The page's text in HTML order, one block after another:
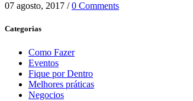
07 agosto, 2017 /0 Comments
Categorias
Como Fazer
Eventos
Fique por Dentro
Melhores práticas
Negocios